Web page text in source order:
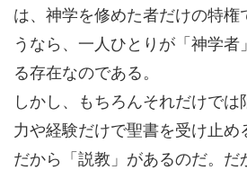
は、神学を修めた者だけの特
うなら、一人ひとりが「神学
る存在なのである。
しかし、もちろんそれだけで
力や経験だけで聖書を受け止め
だから「説教」があるのだ。だ